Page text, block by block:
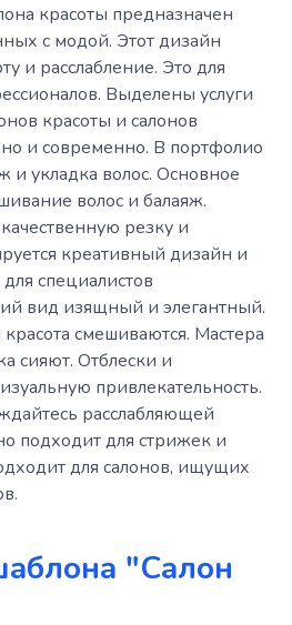
красоты предназначен
с модой. Этот дизайн
и расслабление. Это для
Выделены услуги
красоты и салонов
и современно. В портфолио
и укладка волос. Основное
волос и балаяж.
резку и
креативный дизайн и
специалистов
вид изящный и элегантный.
смешиваются. Мастера
сияют. Отблески и
привлекательность.
расслабляющей
подходит для стрижек и
для салонов, ищущих
"Салон